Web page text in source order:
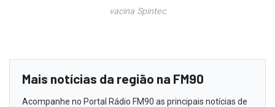
vacina Spintec
Mais notícias da região na FM90
Acompanhe no Portal Rádio FM90 as principais notícias de